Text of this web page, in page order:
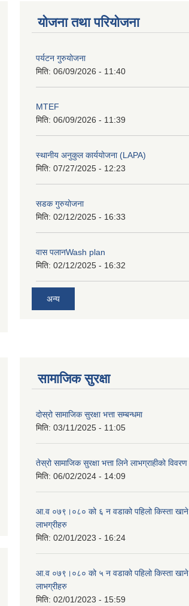
योजना तथा परियोजना
पर्यटन गुरुयोजना
मिति: 06/09/2026 - 11:40
MTEF
मिति: 06/09/2026 - 11:39
स्थानीय अनुकुल कार्ययोजना (LAPA)
मिति: 07/27/2025 - 12:23
सडक गुरुयोजना
मिति: 02/12/2025 - 16:33
वास पलानWash plan
मिति: 02/12/2025 - 16:32
अन्य
सामाजिक सुरक्षा
दोस्रो सामाजिक सुरक्षा भत्ता सम्बन्धमा
मिति: 03/11/2025 - 11:05
तेस्रो सामाजिक सुरक्षा भत्ता लिने लाभग्राहीको विवरण
मिति: 06/02/2024 - 14:09
आ.व ०७९।०८० को ६ न‌‍ वडाको पहिलो किस्ता खाने
लाभग्रीहरु
मिति: 02/01/2023 - 16:24
आ.व ०७९।०८० को ५ न‌‍ वडाको पहिलो किस्ता खाने
लाभग्रीहरु
मिति: 02/01/2023 - 15:59